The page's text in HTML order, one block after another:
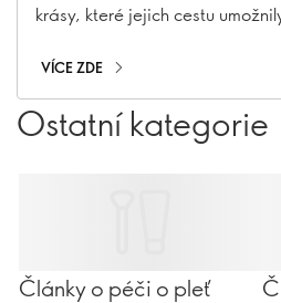
krásy, které jejich cestu
VÍCE ZDE
Ostatní kategorie
Články o péči o pleť